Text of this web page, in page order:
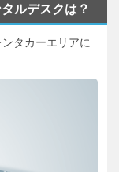
ルデスクは？
タカーエリアに